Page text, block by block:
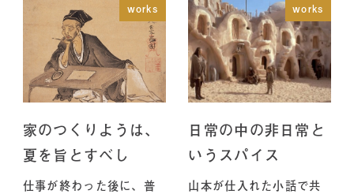
works
家のつくりようは、
夏を旨とすべし
仕事が終わった後に、普
works
日常の中の非日常と
いうスパイス
山本が仕入れた小話で共